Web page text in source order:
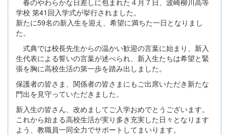
学校 第41回入学式が挙行されました。
新たに59名の新入生を迎え、希望に満ちた一日となりまし
た。
式典では校長先生からの温かい歓迎の言葉に始まり、新入
生代表による誓いの言葉が述べられ、新入生たちは希望と緊
張を胸に高校生活の第一歩を踏み出しました。
保護者の皆さま、関係者の皆さまにもご出席いただき新たな
門出を見守っていただきました。
新入生の皆さん、改めましてご入学おめでとうございます。
これから始まる高校生活が実り多き充実した日々となります
よう、教職員一同全力でサポートしてまいります。